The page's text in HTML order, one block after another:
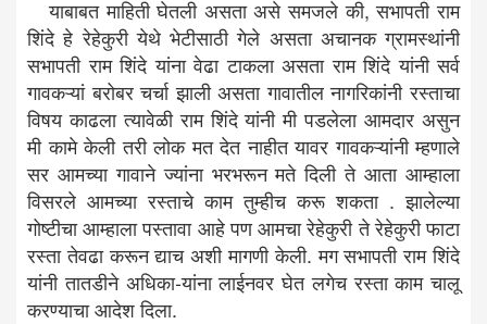
याबाबत माहिती घेतली असता असे समजले की, सभापती राम
शिंदे हे रेहेकुरी येथे भेटीसाठी गेले असता अचानक ग्रामस्थांनी
सभापती राम शिंदे यांना वेढा टाकला असता राम शिंदे यांनी सर्व
गावकऱ्यां बरोबर चर्चा झाली असता गावातील नागरिकांनी रस्ताचा
विषय काढला त्यावेळी राम शिंदे यांनी मी पडलेला आमदार असुन
मी कामे केली तरी लोक मत देत नाहीत यावर गावकऱ्यांनी म्हणाले
सर आमच्या गावाने ज्यांना भरभरून मते दिली ते आता आम्हाला
विसरले आमच्या रस्ताचे काम तुम्हीच करू शकता . झालेल्या
गोष्टीचा आम्हाला पस्तावा आहे पण आमचा रेहेकुरी ते रेहेकुरी फाटा
रस्ता तेवढा करून द्याच अशी मागणी केली. मग सभापती राम शिंदे
यांनी तातडीने अधिका-यांना लाईनवर घेत लगेच रस्ता काम चालू
करण्याचा आदेश दिला.